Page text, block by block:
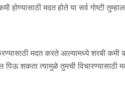
मदत होते या सर्व गोष्टी
मदत करते आल्यामध्ये शरबी
शकता त्यामुळे तुमची विचारण्यासाठी